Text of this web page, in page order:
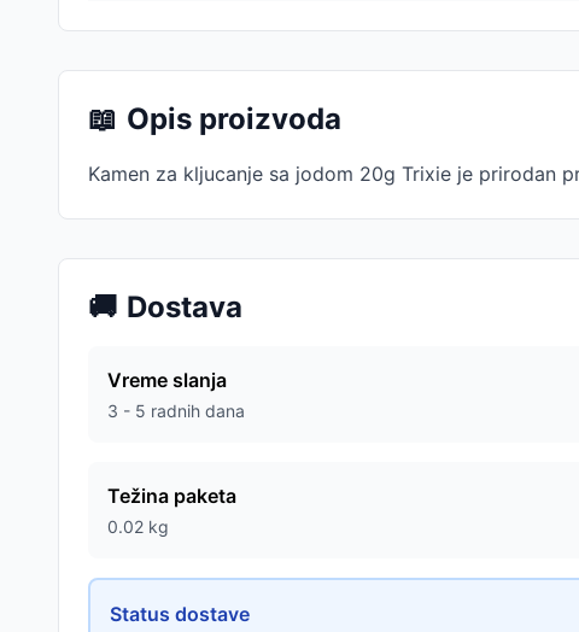
📖 Opis proizvoda
Kamen za kljucanje sa jodom 20g Trixie je prirodan
🚚 Dostava
Vreme slanja
3 - 5 radnih dana
Težina paketa
0.02 kg
Status dostave